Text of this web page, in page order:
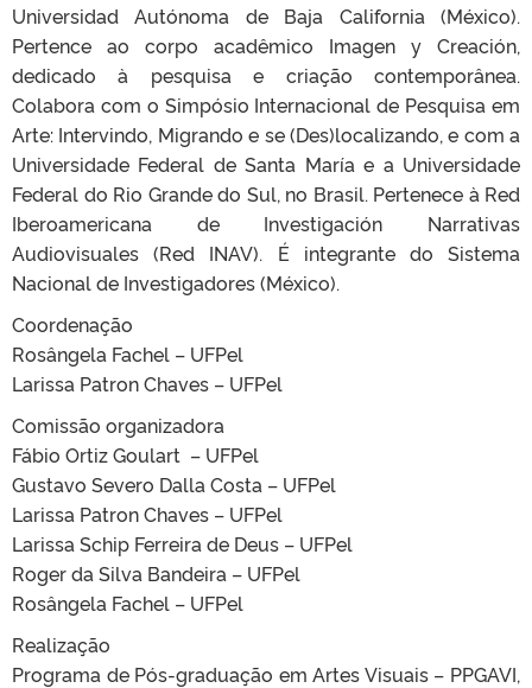
Universidad Autónoma de Baja California (México).
Pertence ao corpo acadêmico Imagen y Creación,
dedicado à pesquisa e criação contemporânea.
Colabora com o Simpósio Internacional de Pesquisa em
Arte: Intervindo, Migrando e se (Des)localizando, e com a
Universidade Federal de Santa María e a Universidade
Federal do Rio Grande do Sul, no Brasil. Pertenece à Red
Iberoamericana de Investigación Narrativas
Audiovisuales (Red INAV). É integrante do Sistema
Nacional de Investigadores (México).
Coordenação
Rosângela Fachel – UFPel
Larissa Patron Chaves – UFPel
Comissão organizadora
Fábio Ortiz Goulart – UFPel
Gustavo Severo Dalla Costa – UFPel
Larissa Patron Chaves – UFPel
Larissa Schip Ferreira de Deus – UFPel
Roger da Silva Bandeira – UFPel
Rosângela Fachel – UFPel
Realização
Programa de Pós-graduação em Artes Visuais – PPGAVI,